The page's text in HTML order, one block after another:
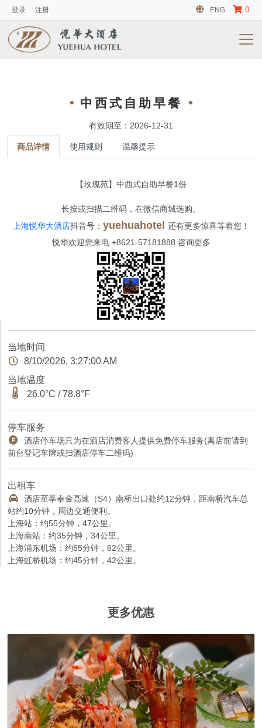
登录 注册 ENG 0
中西式自助早餐
有效期至：2026-12-31
商品详情 使用规则 温馨提示
【玫瑰苑】中西式自助早餐1份
长按或扫描二维码，在微信商城选购。
上海悦华大酒店抖音号： yuehuahotel
还有更多惊喜等着您！
悦华欢迎您来电 +8621-57181888 咨询更多
当地时间
8/10/2026, 3:27:01 AM
当地温度
26.0°C / 78.8°F
停车服务
酒店停车场只为在酒店消费客人提供免费停车服务(离店前请到
前台登记车牌或扫酒店停车二维码)
出租车
酒店至莘奉金高速（S4）南桥出口处约12分钟，距南桥汽车总
站约10分钟，周边交通便利。
上海站：约55分钟，47公里。
上海南站：约35分钟，34公里。
上海浦东机场：约55分钟，62公里。
上海虹桥机场：约45分钟，42公里。
更多优惠